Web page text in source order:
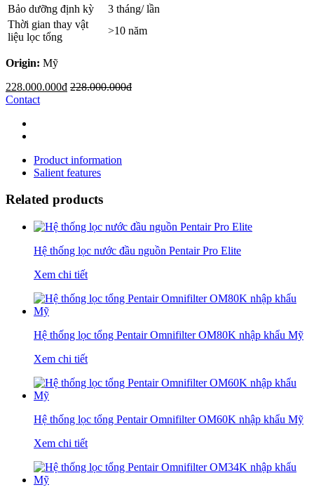
Bảo dưỡng định kỳ
3 tháng/ lần
Thời gian thay vật
liệu lọc tổng
>10 năm
Origin: Mỹ
228.000.000đ 228.000.000đ
Contact
Product information
Salient features
Related products
Hệ thống lọc nước đầu nguồn Pentair Pro Elite
Xem chi tiết
Hệ thống lọc tổng Pentair Omnifilter OM80K nhập khẩu Mỹ
Xem chi tiết
Hệ thống lọc tổng Pentair Omnifilter OM60K nhập khẩu Mỹ
Xem chi tiết